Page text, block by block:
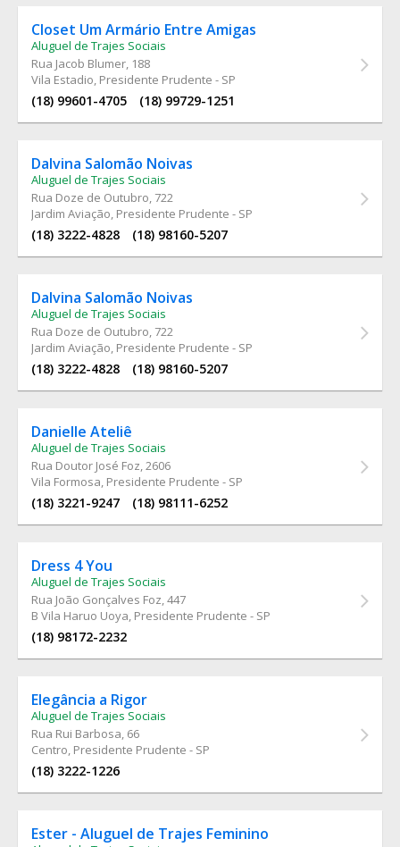
Closet Um Armário Entre Amigas
Aluguel de Trajes Sociais
Rua Jacob Blumer, 188
Vila Estadio, Presidente Prudente - SP
(18) 99601-4705 (18) 99729-1251
Dalvina Salomão Noivas
Aluguel de Trajes Sociais
Rua Doze de Outubro, 722
Jardim Aviação, Presidente Prudente - SP
(18) 3222-4828 (18) 98160-5207
Dalvina Salomão Noivas
Aluguel de Trajes Sociais
Rua Doze de Outubro, 722
Jardim Aviação, Presidente Prudente - SP
(18) 3222-4828 (18) 98160-5207
Danielle Ateliê
Aluguel de Trajes Sociais
Rua Doutor José Foz, 2606
Vila Formosa, Presidente Prudente - SP
(18) 3221-9247 (18) 98111-6252
Dress 4 You
Aluguel de Trajes Sociais
Rua João Gonçalves Foz, 447
B Vila Haruo Uoya, Presidente Prudente - SP
(18) 98172-2232
Elegância a Rigor
Aluguel de Trajes Sociais
Rua Rui Barbosa, 66
Centro, Presidente Prudente - SP
(18) 3222-1226
Ester - Aluguel de Trajes Feminino